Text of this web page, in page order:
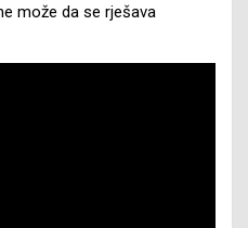
može da se rješava